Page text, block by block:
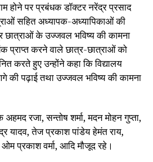
होने पर प्रबंधक डॉक्टर नरेंद्र प्रसाद
सहित अध्यापक-अध्यापिकाओं की
छात्राओं के उज्जवल भविष्य की कामना
प्राप्त करने वाले छात्र-छात्राओं को
करते हुए उन्होंने कहा कि विद्यालय
पढ़ाई तथा उज्जवल भविष्य की कामना
रजा, सन्तोष शर्मा, मदन मोहन गुप्ता,
यादव, तेज प्रकाश पांडेय हेमंत राय,
प्रकाश वर्मा, आदि मौजूद रहे।